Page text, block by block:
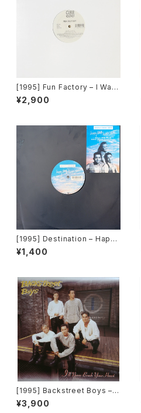
[1995] Fun Factory – I Wan
na B With U [Curb Edel Rec
ords]
¥2,900
[1995] Destination – Happy
Days, Happy Weeks [WEA]
¥1,400
[1995] Backstreet Boys –
I'll Never Break Your Heart
[Jive]
¥3,900